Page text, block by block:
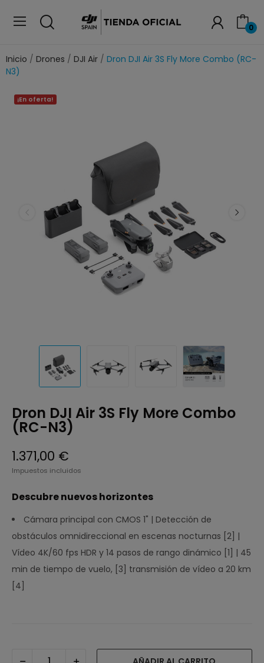
0
Inicio Drones DJI Air
Dron DJI Air 3S Fly More Combo (RC-
N3)
¡En oferta!
Dron DJI Air 3S Fly More Combo
(RC-N3)
1.371,00 €
Impuestos incluidos
Descubre nuevos horizontes
Cámara principal con CMOS 1" | Detección de
obstáculos omnidireccional en escenas nocturnas [2] |
Vídeo 4K/60 fps HDR y 14 pasos de rango dinámico [1] | 45
min de tiempo de vuelo, [3] transmisión de vídeo a 20 km
[4]